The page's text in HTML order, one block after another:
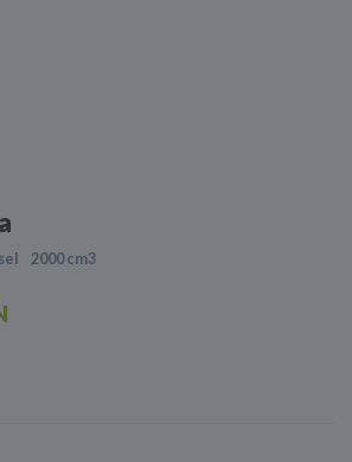
2000 cm3